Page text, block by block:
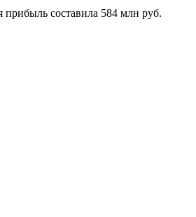
составила 584 млн руб.